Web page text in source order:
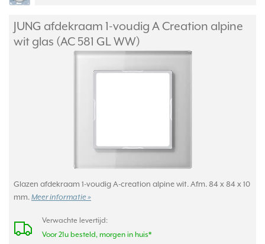
JUNG afdekraam 1-voudig A Creation alpine
wit glas (AC 581 GL WW)
Glazen afdekraam 1-voudig A-creation alpine wit. Afm. 84 x 84 x 10
mm. Meer informatie »
Verwachte levertijd:
Voor 21u besteld, morgen in huis*